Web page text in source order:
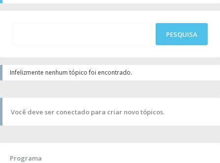
Infelizmente nenhum tópico foi encontrado.
Você deve ser conectado para criar novo tópicos.
Programa